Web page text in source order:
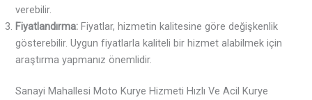
verebilir.
Fiyatlandırma: Fiyatlar, hizmetin kalitesine göre değişkenlik
gösterebilir. Uygun fiyatlarla kaliteli bir hizmet alabilmek için
araştırma yapmanız önemlidir.
Sanayi Mahallesi Moto Kurye Hizmeti Hızlı Ve Acil Kurye